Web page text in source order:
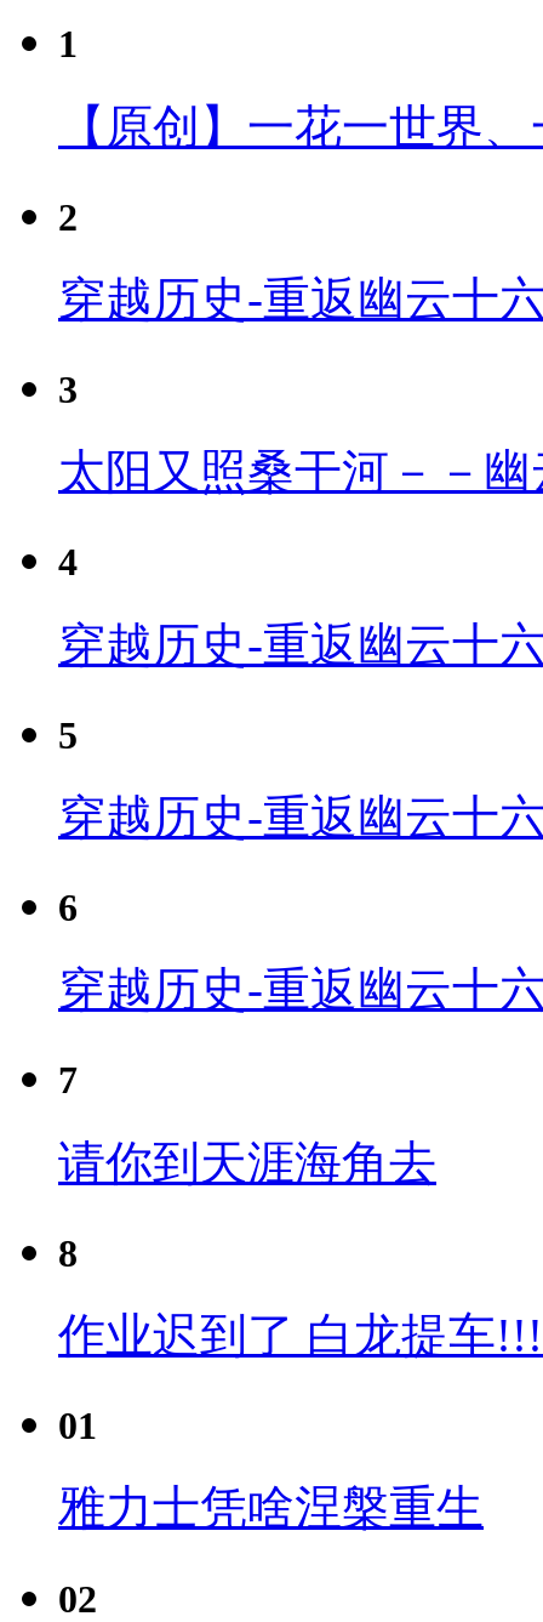
1
【原创】一花一世界
2
穿越历史-重返幽云十
3
太阳又照桑干河－－
4
穿越历史-重返幽云十
5
穿越历史-重返幽云十
6
穿越历史-重返幽云十
7
请你到天涯海角去
8
作业迟到了 白龙提车
01
雅力士凭啥涅槃重生
02